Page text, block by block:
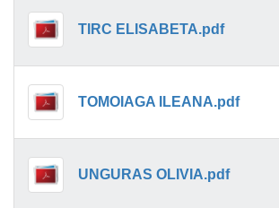
TIRC ELISABETA.pdf
TOMOIAGA ILEANA.pdf
UNGURAS OLIVIA.pdf